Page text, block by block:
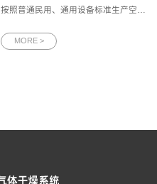
按照普通民用、通用设备标准生产空气
偷减，导致设备换热效率差、能耗高、
MORE >